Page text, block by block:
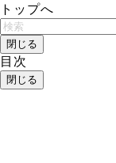
トップへ
閉じる
目次
閉じる